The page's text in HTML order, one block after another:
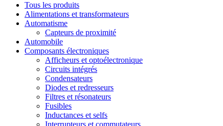
Tous les produits
Alimentations et transformateurs
Automatisme
Capteurs de proximité
Automobile
Composants électroniques
Afficheurs et optoélectronique
Circuits intégrés
Condensateurs
Diodes et redresseurs
Filtres et résonateurs
Fusibles
Inductances et selfs
Interrupteurs et commutateurs